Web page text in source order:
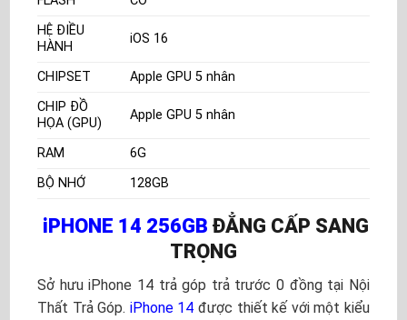
HỆ ĐIỀU
HÀNH
iOS 16
CHIPSET
Apple GPU 5 nhân
CHIP ĐỒ
HỌA (GPU)
Apple GPU 5 nhân
RAM
6G
BỘ NHỚ
128GB
iPHONE 14 256GB ĐẲNG CẤP SANG
TRỌNG
Sở hưu iPhone 14 trả góp trả trước 0 đồng tại Nội
Thất Trả Góp. iPhone 14 được thiết kế với một kiểu